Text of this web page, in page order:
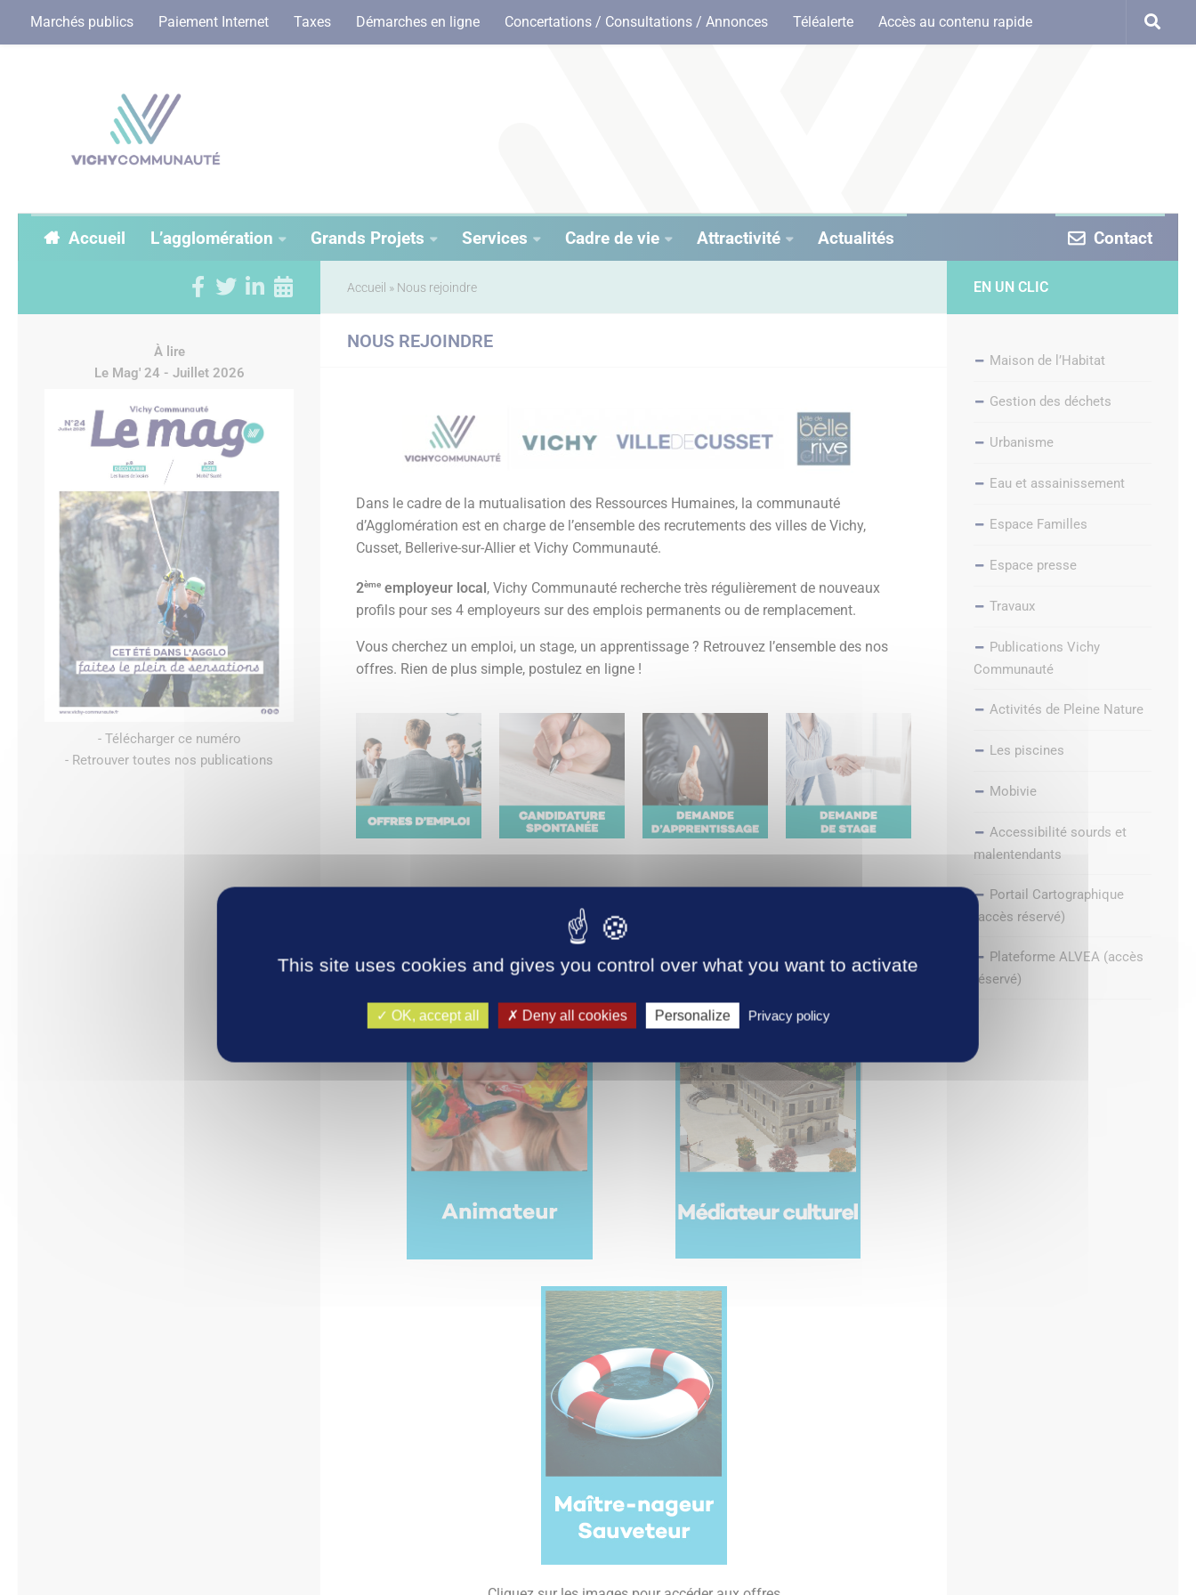
Marchés publics Paiement Internet Taxes Démarches en ligne Concertations / Consultations / Annonces Téléalerte Accès au contenu rapide
Accueil L’agglomération Grands Projets Services Cadre de vie Attractivité Actualités Contact
Accueil » Nous rejoindre
NOUS REJOINDRE
Dans le cadre de la mutualisation des Ressources Humaines, la communauté
d’Agglomération est en charge de l’ensemble des recrutements des villes de Vichy,
Cusset, Bellerive-sur-Allier et Vichy Communauté.
2ème employeur local, Vichy Communauté recherche très régulièrement de nouveaux
profils pour ses 4 employeurs sur des emplois permanents ou de remplacement.
Vous cherchez un emploi, un stage, un apprentissage ? Retrouvez l’ensemble des nos
offres. Rien de plus simple, postulez en ligne !
Campagne de recrutement emplois saisonniers
À lire
Le Mag' 24 - Juillet 2026
- Télécharger ce numéro
- Retrouver toutes nos publications
EN UN CLIC
Maison de l’Habitat
Gestion des déchets
Urbanisme
Eau et assainissement
Espace Familles
Espace presse
Travaux
Publications Vichy
Communauté
Activités de Pleine Nature
Les piscines
Mobivie
Accessibilité sourds et
malentendants
Portail Cartographique
(accès réservé)
Plateforme ALVEA (accès
réservé)
This site uses cookies and gives you control over what you want to activate
OK, accept all Deny all cookies Personalize Privacy policy